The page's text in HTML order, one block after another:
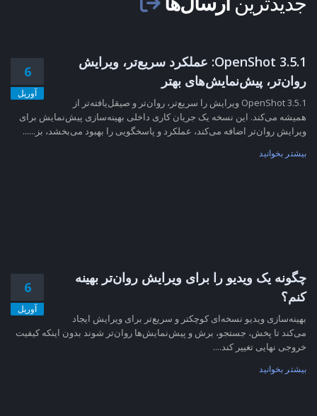
6
آوریل
OpenShot 3.5.1: عملکرد سریع‌تر، ویرایش
روان‌تر، پیش‌نمایش‌های بهتر
OpenShot 3.5.1 ویرایش را سریع‌تر، روان‌تر و صیقل‌یافته‌تر از
همیشه می‌کند. این نسخه یک جریان کاری داخلی بهینه‌سازی پیش‌نمایش برای
ویرایش روان‌تر اضافه می‌کند، عملکرد و پاسخگویی را بهبود می‌بخشد، بز......
بیشتر بخوانید
6
آوریل
چگونه یک ویدیو را برای ویرایش روان‌تر بهینه
کنم؟
بهینه‌سازی ویدیو نسخه‌ای کوچکتر و سریع‌تر برای ویرایش ایجاد
می‌کند تا پخش، جستجو، برش و پیش‌نمایش‌ها روان‌تر شوند بدون اینکه کیفیت
خروجی نهایی تغییر کند....
بیشتر بخوانید